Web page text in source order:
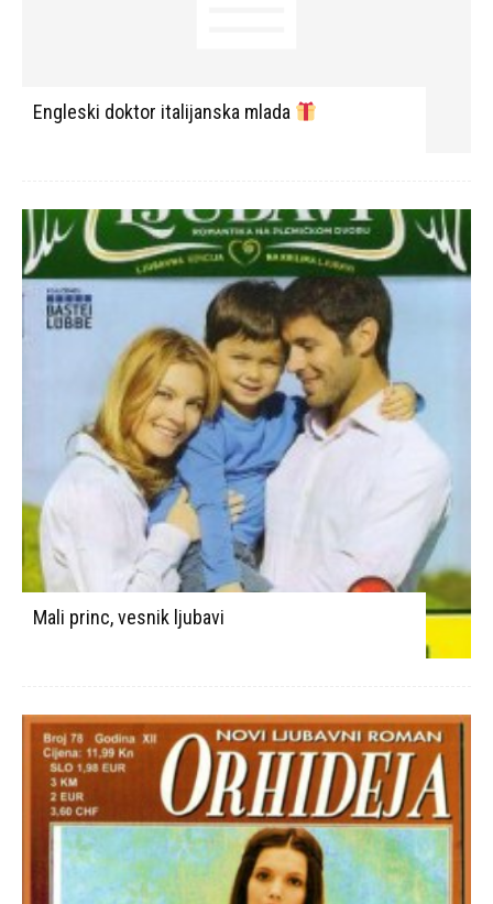
Engleski doktor italijanska mlada
Mali princ, vesnik ljubavi